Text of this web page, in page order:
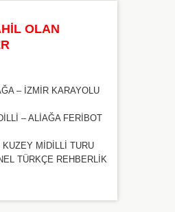
OLAN
– İZMİR KARAYOLU
– ALİAĞA FERİBOT
MİDİLLİ TURU
TÜRKÇE REHBERLİK